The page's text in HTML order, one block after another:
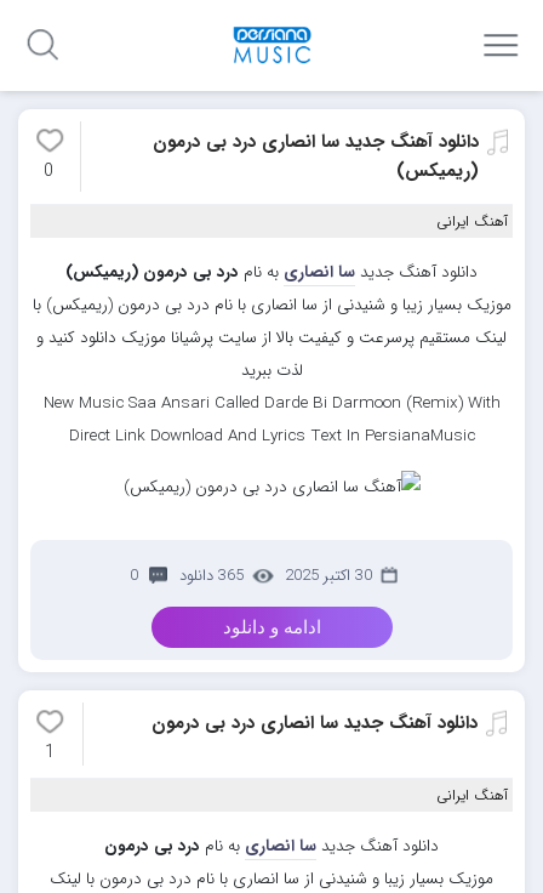
دانلود آهنگ جدید سا انصاری درد بی درمون
(ریمیکس)
0
آهنگ ایرانی
دانلود آهنگ جدید سا انصاری به نام درد بی درمون (ریمیکس)
موزیک بسیار زیبا و شنیدنی از سا انصاری با نام درد بی درمون (ریمیکس) با
لینک مستقیم پرسرعت و کیفیت بالا از سایت پرشیانا موزیک دانلود کنید و
لذت ببرید
New Music Saa Ansari Called Darde Bi Darmoon (Remix) With
Direct Link Download And Lyrics Text In PersianaMusic
30 اکتبر 2025 365 دانلود 0
ادامه و دانلود
دانلود آهنگ جدید سا انصاری درد بی درمون
1
آهنگ ایرانی
دانلود آهنگ جدید سا انصاری به نام درد بی درمون
موزیک بسیار زیبا و شنیدنی از سا انصاری با نام درد بی درمون با لینک